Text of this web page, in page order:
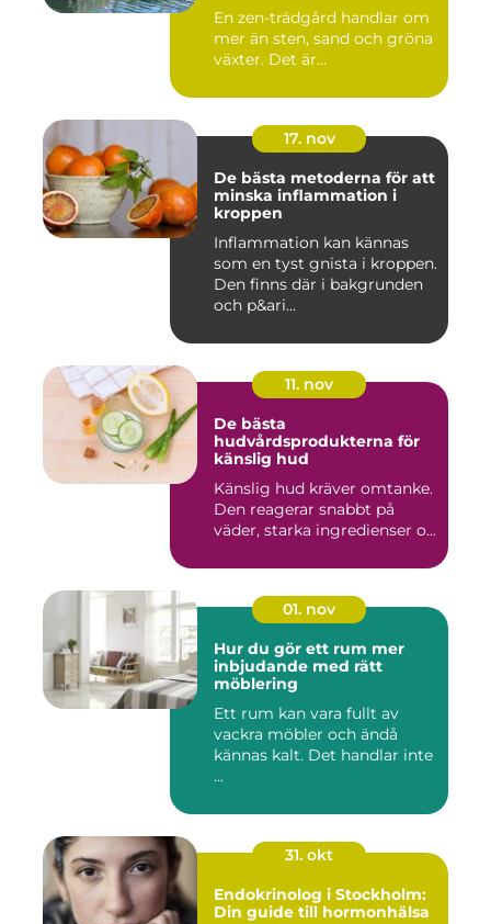
En zen-trädgård handlar om
mer än sten, sand och gröna
växter. Det är...
17. nov
De bästa metoderna för att
minska inflammation i
kroppen
Inflammation kan kännas
som en tyst gnista i kroppen.
Den finns där i bakgrunden
och p&ari...
11. nov
De bästa
hudvårdsprodukterna för
känslig hud
Känslig hud kräver omtanke.
Den reagerar snabbt på
väder, starka ingredienser o...
01. nov
Hur du gör ett rum mer
inbjudande med rätt
möblering
Ett rum kan vara fullt av
vackra möbler och ändå
kännas kalt. Det handlar inte
...
31. okt
Endokrinolog i Stockholm:
Din guide till hormonhälsa